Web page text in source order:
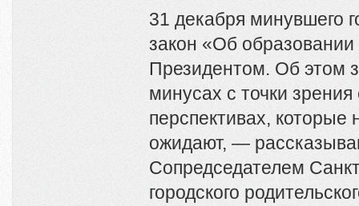
31 декабря минувшего
закон «Об
Президентом. Об этом
минусах с точки
перспективах, которые
ожидают, —
Сопредседателем
городского